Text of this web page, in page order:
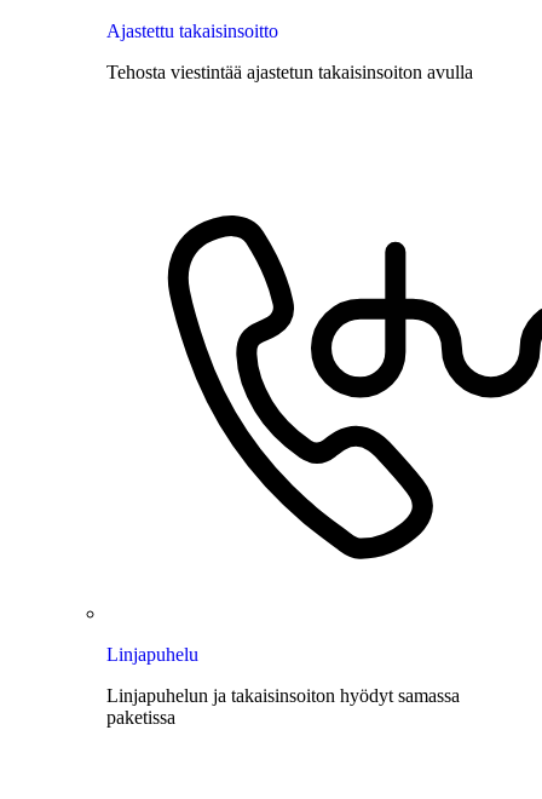
Ajastettu takaisinsoitto
Tehosta viestintää ajastetun takaisinsoiton avulla
Linjapuhelu
Linjapuhelun ja takaisinsoiton hyödyt samassa
paketissa